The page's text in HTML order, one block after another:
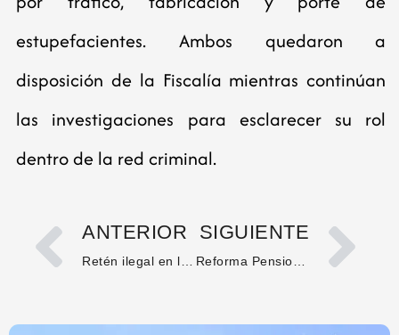
estupefacientes. Ambos quedaron a
disposición de la Fiscalía mientras continúan
las investigaciones para esclarecer su rol
dentro de la red criminal.
ANTERIOR
Retén ilegal en la vía Popayán – La Plata genera temor en la región
SIGUIENTE
Reforma Pensional en Colombia: Cambios y Aumentos en el Pago de Pensiones desde 2025